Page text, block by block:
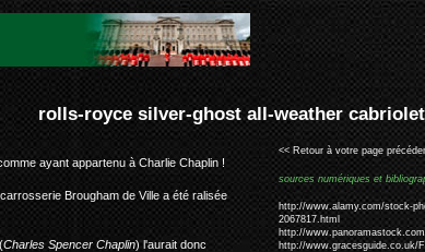
weather cabriolet charlie chaplin #129em
ayant appartenu à Charlie Chaplin !
Brougham de Ville a été ralisée
Charles Spencer Chaplin) l'aurait donc
<< Retour à votre page
sources numériques et
http://www.alamy.com/stock-
2067817.html
http://
http://www.gracesguide.co.uk/